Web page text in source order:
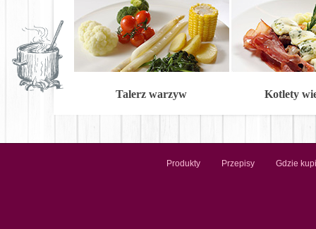
Talerz warzyw Kotlety
Produkty Przepisy Gdzie